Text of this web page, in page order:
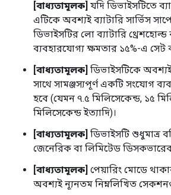
[বাধ্যতামূলক] যদি ডিভাইসটিতে
এটিকে অবশ্যই ব্যাটারি সার্ভিস
ডিভাইসটির লো ব্যাটারি থ্রেশহোল্ড
ব্যবহারযোগ্য ক্ষমতার ১৫%-এ সেট
[বাধ্যতামূলক] ডিভাইসটিকে
সাথে সামঞ্জস্যপূর্ণ একটি সংযোগ
হবে (যেমন ৭.৫ মিলিসেকেন্ড, ১৫
মিলিসেকেন্ড ইত্যাদি)।
[বাধ্যতামূলক] ডিভাইসটি শুধুমাত্র
জেনেরিক বা লিমিটেড
[বাধ্যতামূলক] পেয়ারিং মোডে
অবশ্যই ন্যূনতম নিম্নলিখিত